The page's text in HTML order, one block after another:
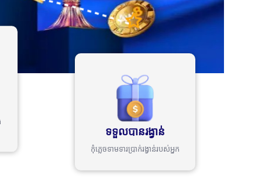
ទទួលបានរង្វាន់
កុំភ្លេចទាមទារប្រាក់រង្វាន់របស់អ្នក